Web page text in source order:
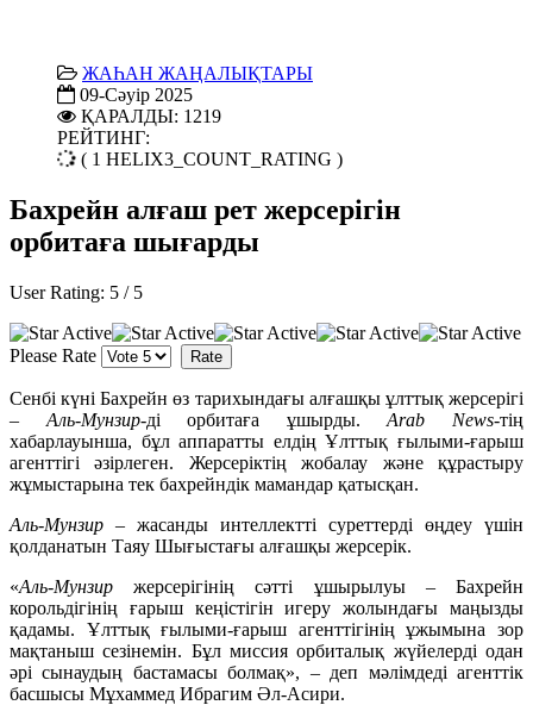
ЖАҺАН ЖАҢАЛЫҚТАРЫ
09-Сәуір 2025
ҚАРАЛДЫ: 1219
РЕЙТИНГ:
( 1 HELIX3_COUNT_RATING )
Бахрейн алғаш рет жерсерігін
орбитаға шығарды
User Rating: 5 / 5
Please Rate
Сенбі күні Бахрейн өз тарихындағы алғашқы ұлттық жерсерігі
– Аль-Мунзир-ді орбитаға ұшырды.Arab News-тің
хабарлауынша, бұл аппаратты елдің Ұлттық ғылыми-ғарыш
агенттігі әзірлеген. Жерсеріктің жобалау және құрастыру
жұмыстарына тек бахрейндік мамандар қатысқан.
Аль-Мунзир – жасанды интеллектті суреттерді өңдеу үшін
қолданатын Таяу Шығыстағы алғашқы жерсерік.
«Аль-Мунзир жерсерігінің сәтті ұшырылуы – Бахрейн
корольдігінің ғарыш кеңістігін игеру жолындағы маңызды
қадамы. Ұлттық ғылыми-ғарыш агенттігінің ұжымына зор
мақтаныш сезінемін. Бұл миссия орбиталық жүйелерді одан
әрі сынаудың бастамасы болмақ», – деп мәлімдеді агенттік
басшысы Мұхаммед Ибрагим Әл-Асири.